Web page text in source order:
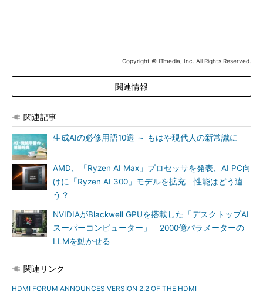
Copyright © ITmedia, Inc. All Rights Reserved.
関連情報
関連記事
生成AIの必修用語10選 ～ もはや現代人の新常識に
AMD、「Ryzen AI Max」プロセッサを発表、AI PC向
けに「Ryzen AI 300」モデルを拡充 性能はどう違
う？
NVIDIAがBlackwell GPUを搭載した「デスクトップAI
スーパーコンピューター」 2000億パラメーターの
LLMを動かせる
関連リンク
HDMI FORUM ANNOUNCES VERSION 2.2 OF THE HDMI